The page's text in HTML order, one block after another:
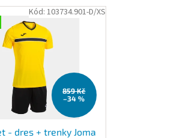
859 Kč
–34 %
- dres + trenky Joma
Kód: 103734.901-D/XS